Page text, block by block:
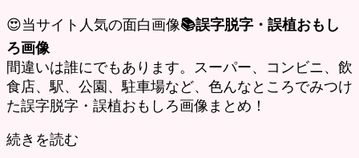
😍当サイト人気の面白画像📚誤字脱字・誤植おもし
ろ画像
間違いは誰にでもあります。スーパー、コンビニ、飲
食店、駅、公園、駐車場など、色んなところでみつけ
た誤字脱字・誤植おもしろ画像まとめ！
続きを読む